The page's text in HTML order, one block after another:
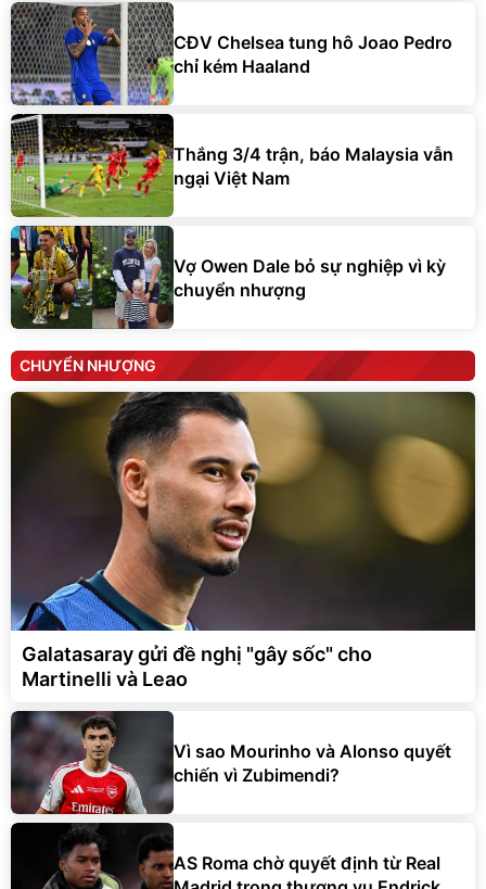
CĐV Chelsea tung hô Joao Pedro
chỉ kém Haaland
Thắng 3/4 trận, báo Malaysia vẫn
ngại Việt Nam
Vợ Owen Dale bỏ sự nghiệp vì kỳ
chuyển nhượng
CHUYỂN NHƯỢNG
Galatasaray gửi đề nghị "gây sốc" cho
Martinelli và Leao
Vì sao Mourinho và Alonso quyết
chiến vì Zubimendi?
AS Roma chờ quyết định từ Real